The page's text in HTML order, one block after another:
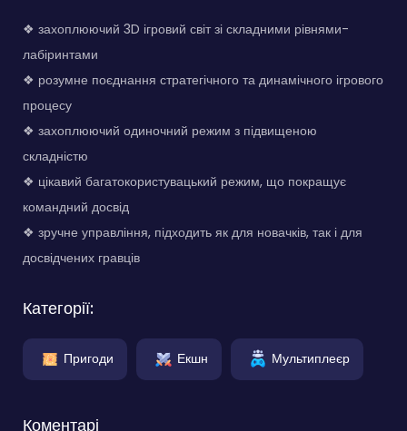
❖ захоплюючий 3D ігровий світ зі складними рівнями-
лабіринтами
❖ розумне поєднання стратегічного та динамічного ігрового
процесу
❖ захоплюючий одиночний режим з підвищеною
складністю
❖ цікавий багатокористувацький режим, що покращує
командний досвід
❖ зручне управління, підходить як для новачків, так і для
досвідчених гравців
Категорії:
Пригоди Екшн Мультиплеєр
Коментарі